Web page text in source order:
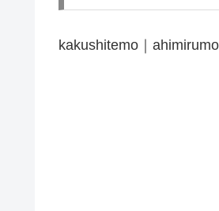
kakushitemo｜